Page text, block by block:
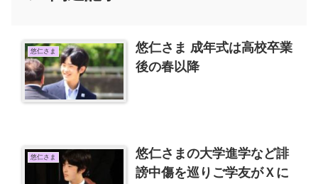
悠仁さま
悠仁さま 成年式は高校卒業
後の春以降
悠仁さま
悠仁さまの大学進学など誹
謗中傷を巡りご学友がＸに